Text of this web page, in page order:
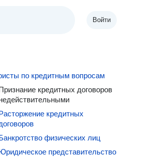
Войти
по кредитным вопросам
кредитных договоров
кредитных
физических лиц
представительство